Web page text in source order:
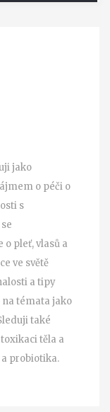
jako
o péči o
s
o pleť, vlasů a
ve světě
a tipy
témata jako
také
těla a
probiotika.